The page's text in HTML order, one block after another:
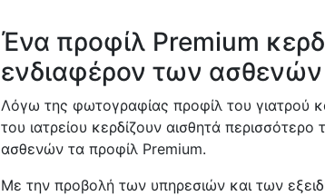
Ένα προφίλ Premium
ενδιαφέρον των ασθενών
Λόγω της φωτογραφίας προφίλ του γιατρού
του ιατρείου κερδίζουν αισθητά
ασθενών τα προφίλ Premium.
Με την προβολή των υπηρεσιών και των